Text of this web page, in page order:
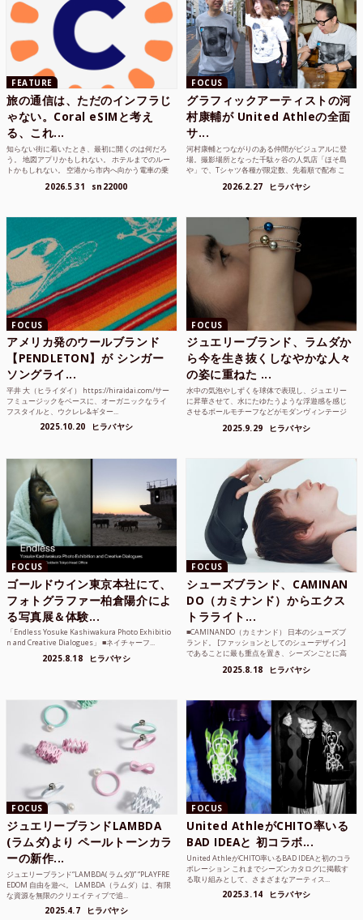
FEATURE
旅の通信は、ただのインフラじ
ゃない。Coral eSIMと考え
る、これ...
知らない街に着いたとき、最初に開くのは何だろ
う。 地図アプリかもしれない。 ホテルまでのルー
トかもしれない。 空港から市内へ向かう電車の乗
2026.5.31 sn22000
FOCUS
グラフィックアーティストの河
村康輔が United Athleの全面
サ...
河村康輔とつながりのある仲間がビジュアルに登
場。撮影場所となった千駄ヶ谷の人気店「ほそ島
や」で、Tシャツ各種が限定数、先着順で配布 こ
2026.2.27 ヒラバヤシ
FOCUS
アメリカ発のウールブランド
【PENDLETON】が シンガー
ソングライ...
平井 大（ヒライダイ） https://hiraidai.com/サー
フミュージックをベースに、オーガニックなライ
フスタイルと、ウクレレ&ギター...
2025.10.20 ヒラバヤシ
FOCUS
ジュエリーブランド、ラムダか
ら今を生き抜くしなやかな人々
の姿に重ねた ...
水中の気泡やしずくを球体で表現し、ジュエリー
に昇華させて、水にたゆたうような浮遊感を感じ
させるボールモチーフなどがモダンヴィンテージ
2025.9.29 ヒラバヤシ
FOCUS
ゴールドウイン東京本社にて、
フォトグラファー柏倉陽介によ
る写真展＆体験...
「Endless Yosuke Kashiwakura Photo Exhibitio
n and Creative Dialogues」 ■ネイチャーフ...
2025.8.18 ヒラバヤシ
FOCUS
シューズブランド、CAMINAN
DO（カミナンド）からエクス
トラライト...
■CAMINANDO（カミナンド） 日本のシューズブ
ランド。 [ファッションとしてのシューデザイン]
であることに最も重点を置き、シーズンごとに高
2025.8.18 ヒラバヤシ
FOCUS
ジュエリーブランドLAMBDA
(ラムダ)より ペールトーンカラ
ーの新作...
ジュエリーブランド“LAMBDA( ラムダ))” “PLAYFRE
EDOM 自由を遊べ。 LAMBDA（ラムダ）は、有限
な資源を無限のクリエイティブで追...
2025.4.7 ヒラバヤシ
FOCUS
United AthleがCHITO率いる
BAD IDEAと 初コラボ...
United AthleがCHITO率いるBAD IDEAと初のコラ
ボレーション これまでシーズンカタログに掲載す
る取り組みとして、さまざまなアーティス...
2025.3.14 ヒラバヤシ